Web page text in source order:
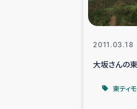
2011.03.18
大坂さんの
東ティ